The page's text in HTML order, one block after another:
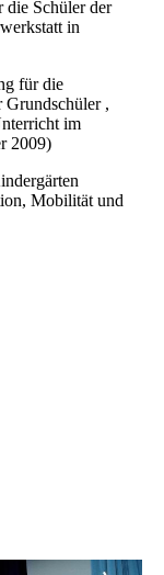
die Schüler der
in
für die
,
im
2009)
Mobilität und